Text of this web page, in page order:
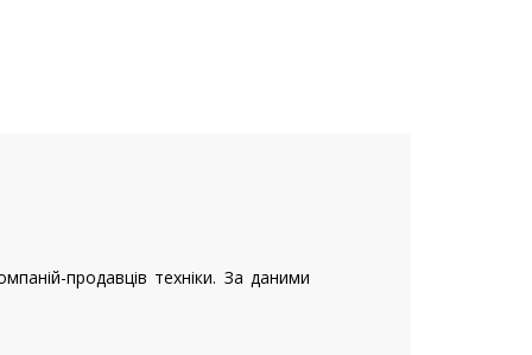
продавців техніки. За даними